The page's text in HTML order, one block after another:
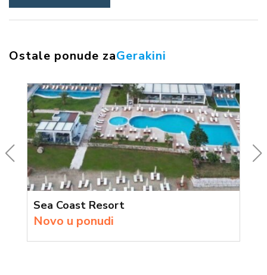
Ostale ponude zaGerakini
Sea Coast Resort
Novo u ponudi